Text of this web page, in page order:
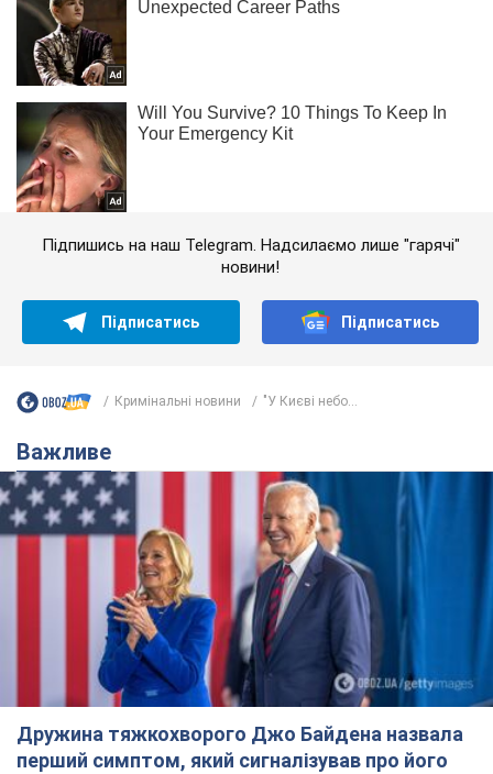
Підпишись на наш Telegram. Надсилаємо лише "гарячі"
новини!
Підписатись Підписатись
Кримінальні новини "У Києві небо...
Важливе
Дружина тяжкохворого Джо Байдена назвала
перший симптом, який сигналізував про його